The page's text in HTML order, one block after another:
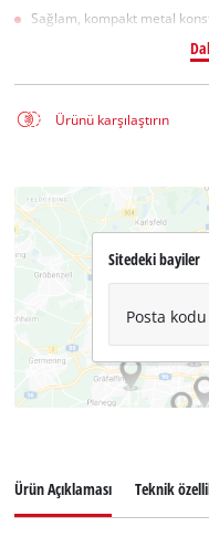
Sağlam, kompakt metal
Ürünü karşılaştırın
Sitedeki bayiler
Posta
Ürün Açıklaması Teknik